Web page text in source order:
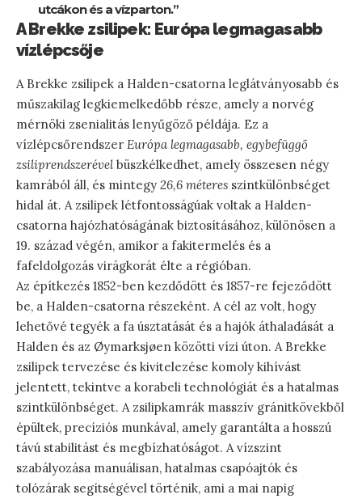
utcákon és a vízparton.”
A Brekke zsilipek: Európa legmagasabb
vízlépcsője
A Brekke zsilipek a Halden-csatorna leglátványosabb és
műszakilag legkiemelkedőbb része, amely a norvég
mérnöki zsenialitás lenyűgöző példája. Ez a
vízlépcsőrendszer Európa legmagasabb, egybefüggő
zsiliprendszerével büszkélkedhet, amely összesen négy
kamrából áll, és mintegy 26,6 méteres szintkülönbséget
hidal át. A zsilipek létfontosságúak voltak a Halden-
csatorna hajózhatóságának biztosításához, különösen a
19. század végén, amikor a fakitermelés és a
fafeldolgozás virágkorát élte a régióban.
Az építkezés 1852-ben kezdődött és 1857-re fejeződött
be, a Halden-csatorna részeként. A cél az volt, hogy
lehetővé tegyék a fa úsztatását és a hajók áthaladását a
Halden és az Øymarksjøen közötti vízi úton. A Brekke
zsilipek tervezése és kivitelezése komoly kihívást
jelentett, tekintve a korabeli technológiát és a hatalmas
szintkülönbséget. A zsilipkamrák masszív gránitkövekből
épültek, precíziós munkával, amely garantálta a hosszú
távú stabilitást és megbízhatóságot. A vízszint
szabályozása manuálisan, hatalmas csapóajtók és
tolózárak segítségével történik, ami a mai napig